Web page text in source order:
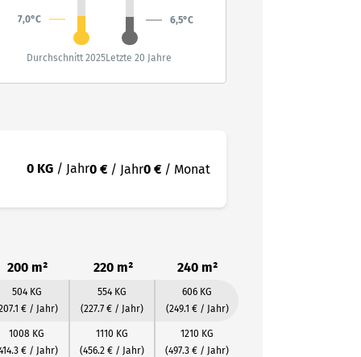
7,0°C 6,5°C
Durchschnitt 2025Letzte 20 Jahre
0 KG / Jahr0 € / Jahr0 € / Monat
200 m² 220 m² 240 m²
504 KG
€ / Jahr)
554 KG
(227.7 € / Jahr)
606 KG
(249.1 € / Jahr)
1008 KG
€ / Jahr)
1110 KG
(456.2 € / Jahr)
1210 KG
(497.3 € / Jahr)